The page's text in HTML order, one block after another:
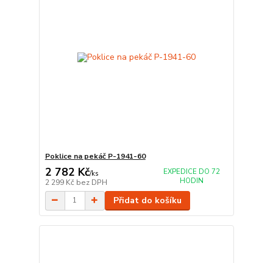
Poklice na pekáč P-1941-60
2 782 Kč/ks
2 299 Kč bez DPH
EXPEDICE DO 72
HODIN
Přidat do košíku